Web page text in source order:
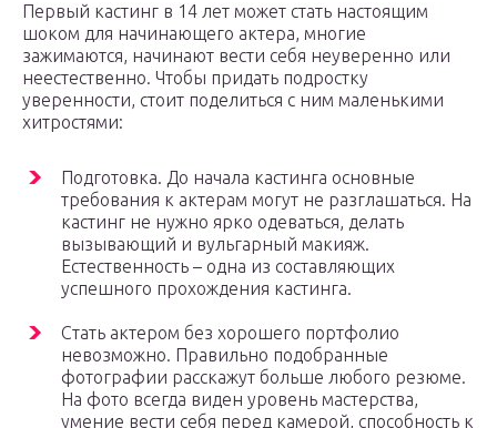
Первый кастинг в 14 лет может стать настоящим
шоком для начинающего актера, многие
зажимаются, начинают вести себя неуверенно или
неестественно. Чтобы придать подростку
уверенности, стоит поделиться с ним маленькими
хитростями:
Подготовка. До начала кастинга основные
требования к актерам могут не разглашаться. На
кастинг не нужно ярко одеваться, делать
вызывающий и вульгарный макияж.
Естественность – одна из составляющих
успешного прохождения кастинга.
Стать актером без хорошего портфолио
невозможно. Правильно подобранные
фотографии расскажут больше любого резюме.
На фото всегда виден уровень мастерства,
умение вести себя перед камерой, способность к